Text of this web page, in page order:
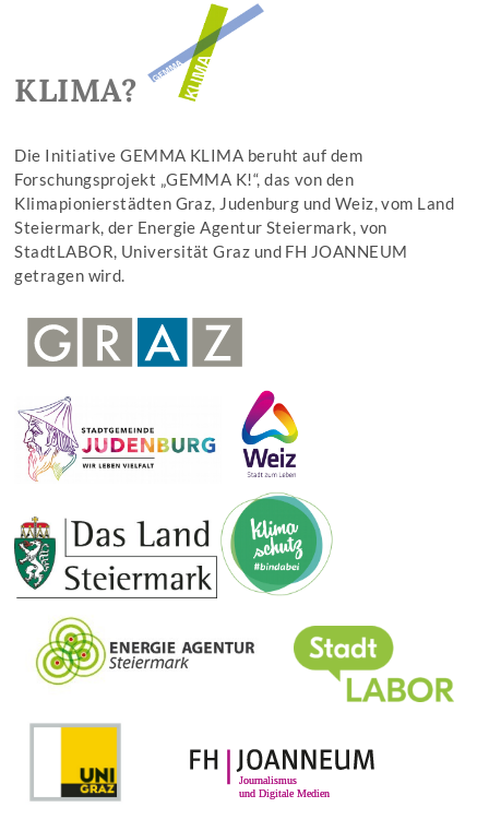
KLIMA?
Die Initiative GEMMA KLIMA beruht auf dem
Forschungsprojekt „GEMMA K!“, das von den
Klimapionierstädten Graz, Judenburg und Weiz, vom Land
Steiermark, der Energie Agentur Steiermark, von
StadtLABOR, Universität Graz und FH JOANNEUM
getragen wird.